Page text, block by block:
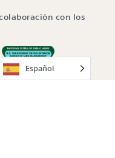
con los
Español